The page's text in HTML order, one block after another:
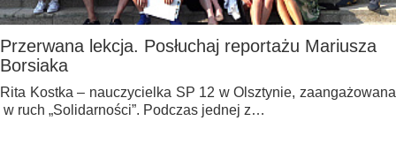
Przerwana lekcja. Posłuchaj reportażu Mariusza
Borsiaka
Rita Kostka – nauczycielka SP 12 w Olsztynie, zaangażowana
w ruch „Solidarności”. Podczas jednej z…